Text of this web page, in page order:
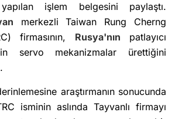
işlem belgesini paylaştı.
merkezli Taiwan Rung Cherng
firmasının, Rusya'nın patlayıcı
servo mekanizmalar ürettiğini
araştırmanın sonucunda
isminin aslında Tayvanlı firmayı